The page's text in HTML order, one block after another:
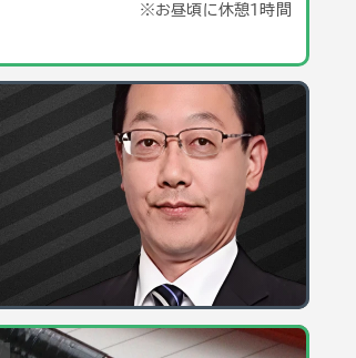
※お昼頃に休憩１時間